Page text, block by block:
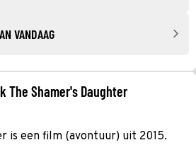
VANDAAG
The Shamer's Daughter
is een film (avontuur) uit 2015.